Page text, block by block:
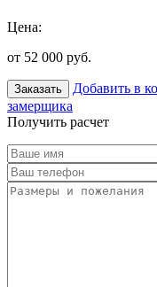
Цена:
от 52 000 руб.
Заказать Добавить в
замерщика
Получить расчет